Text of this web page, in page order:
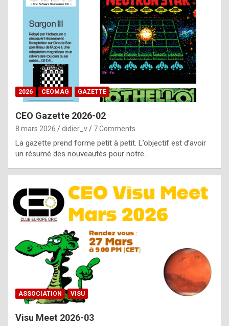
m
a
y
b
e
b
y
g
e
n
u
i
n
e
R
o
2026 CEOMAG GAZETTE
CEO Gazette 2026-02
8 mars 2026 didier_v 7 Comments
La gazette prend forme petit à petit. L’objectif est d’avoir
un résumé des nouveautés pour notre…
ASSOCIATION VISU
Visu Meet 2026-03